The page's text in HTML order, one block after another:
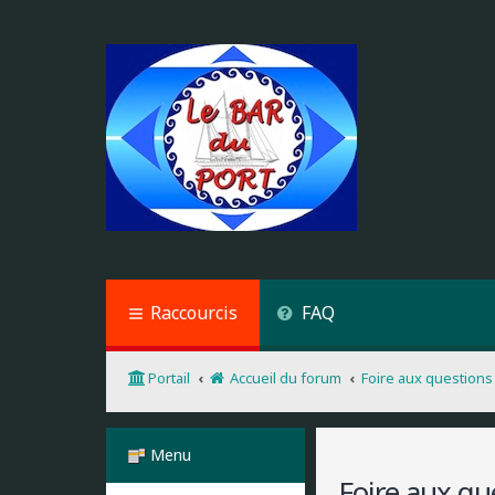
Raccourcis FAQ
Portail Accueil du forum Foire aux questions
Menu